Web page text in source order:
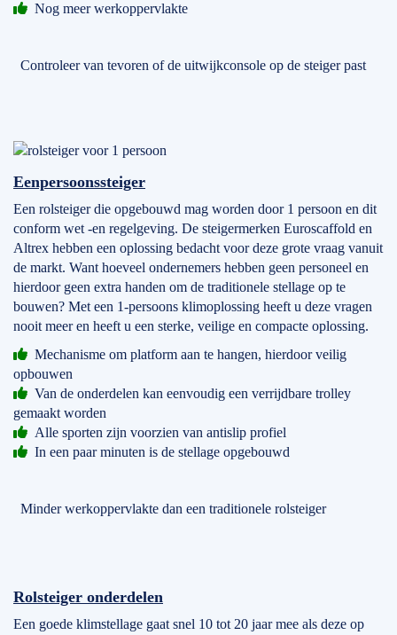
Nog meer werkoppervlakte
Controleer van tevoren of de uitwijkconsole op de steiger past
Eenpersoonssteiger
Een rolsteiger die opgebouwd mag worden door 1 persoon en dit
conform wet -en regelgeving. De steigermerken Euroscaffold en
Altrex hebben een oplossing bedacht voor deze grote vraag vanuit
de markt. Want hoeveel ondernemers hebben geen personeel en
hierdoor geen extra handen om de traditionele stellage op te
bouwen? Met een 1-persoons klimoplossing heeft u deze vragen
nooit meer en heeft u een sterke, veilige en compacte oplossing.
Mechanisme om platform aan te hangen, hierdoor veilig
opbouwen
Van de onderdelen kan eenvoudig een verrijdbare trolley
gemaakt worden
Alle sporten zijn voorzien van antislip profiel
In een paar minuten is de stellage opgebouwd
Minder werkoppervlakte dan een traditionele rolsteiger
Rolsteiger onderdelen
Een goede klimstellage gaat snel 10 tot 20 jaar mee als deze op